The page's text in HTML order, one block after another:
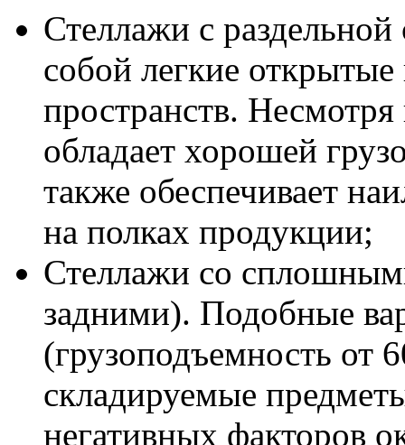
Стеллажи с
собой легкие
пространств. Несмотря
обладает хорошей
также обеспечивает
на полках продукции;
Стеллажи со
задними). Подобные
(грузоподъемность от
складируемые
негативных факторов